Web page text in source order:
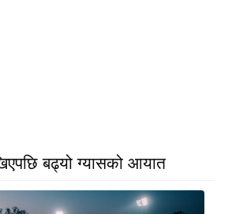
बढ्यो ग्यासको आयात